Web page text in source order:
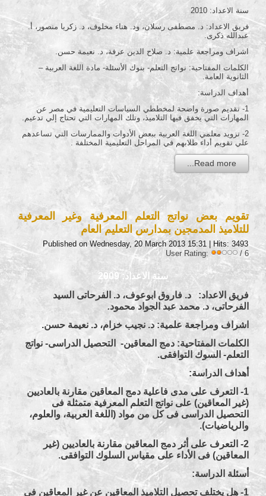
سنة الاعداد: 2010
فريق الاعداد: د. مصطفى رسلان، ود. هناء مخلوف، د. زكريا منصور، أ.
عبدالله ذكرى.
اشراف ومراجعة علمية: د. صلاح الدين عرفة، د. نعيمة حسن.
الكلمات المفتاحية: نواتج التعلم- بنوك الأسئلة- مادة اللغة العربية –
الثانوية العامة.
أهداف الدراسة:
1- تقديم صورة واضحة لمخططي السياسات التعليمية في مصر عن
المهارات التي يخفق فيها التلاميذ، وتلك المهارات التي تحتاج إلي تدعيم.
2- تزويد معلمي اللغة العربية ببعض الأدوات والممارسات التي تساعدهم
علي تقويم أداء طلابهم في المراحل التعليمية المختلفة .
Read more...
تقويم بعض نواتج التعلم المعرفية وغير المعرفية
للتلاميذ المدمجين بمدارس التعليم العام
Published on Wednesday, 20 March 2013 15:31
| Hits: 3493
User Rating:
/ 6
سنة الاعداد: 2009
فريق الاعداد: د. فاروق ابوعوف، د. الفرحاتى السيد
الفرحاتى، د. محمد عبد الجواد محمود.
اشراف ومراجعة علمية: د. نجيب خزام، د. نعيمة حسن.
الكلمات المفتاحية: دمج المعاقين- التحصيل الدراسى- نواتج
التعلم- السوك التوافقى.
أهداف الدراسة:
1- التعرف على مدى فاعلية دمج المعاقين مقارنة بالعاديين
(غير المعاقين) على نواتج التعلم المعرفية متمثلة فى
التحصيل الدراسى فى كل من مواد (اللغة العربية، والعلوم،
والرياضيات).
2- التعرف على أثر دمج المعاقين مقارنة بالعاديين (غير
المعاقين) فى الأداء على مقياس السلوك التوافقى.
أسئلة الدراسة:
1- هل يختلف تحصيل التلاميذ المعاقين عن غير المعاقين فى